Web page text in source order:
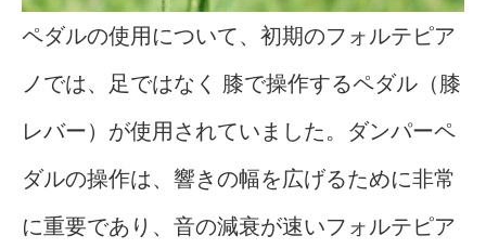
ペダルの使用について、初期のフォルテピア
ノでは、足ではなく 膝で操作するペダル（膝
レバー）が使用されていました。ダンパーペ
ダルの操作は、響きの幅を広げるために非常
に重要であり、音の減衰が速いフォルテピア